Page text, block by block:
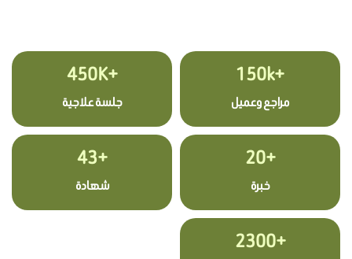
+150k
مراجع وعميل
+450K
جلسة علاجية
+20
خبرة
+43
شهادة
+2300